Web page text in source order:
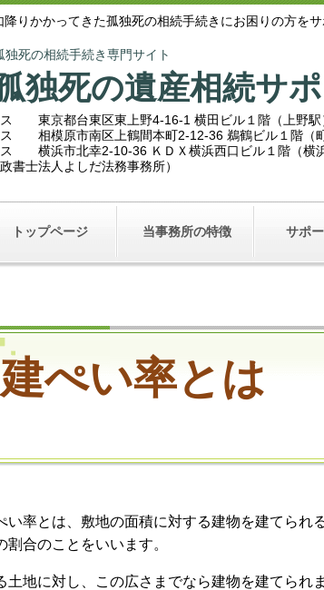
降りかかってきた孤独死の相続手続きにお困りの方を
独死の相続手続き専門サイト
独死の遺産相続サ
東京都台東区東上野4-16-1 横田ビル１階（上野駅
ス 相模原市南区上鶴間本町2-12-36 鵜鶴ビル１階（
横浜市北幸2-10-36 ＫＤＸ横浜西口ビル１階（横浜
書士法人よしだ法務事務所）
トップページ 当事務所の特徴 サポ
建ぺい率とは
い率とは、敷地の面積に対する建物を建てられ
割合のことをいいます。
土地に対し、この広さまでなら建物を建てられ